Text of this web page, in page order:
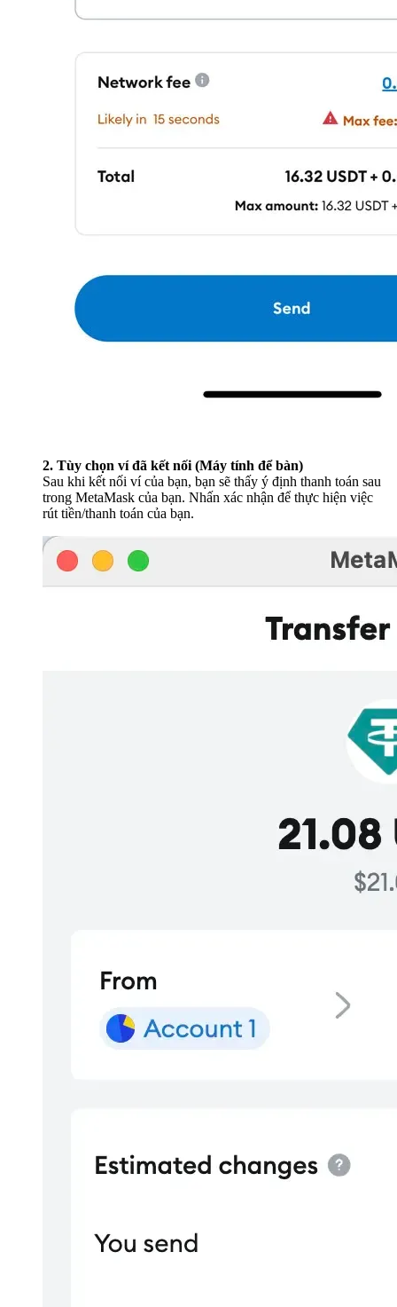
2. Tùy chọn ví đã kết nối (Máy tính để bàn)
Sau khi kết nối ví của bạn, bạn sẽ thấy ý định thanh toán sau
trong MetaMask của bạn. Nhấn xác nhận để thực hiện việc
rút tiền/thanh toán của bạn.